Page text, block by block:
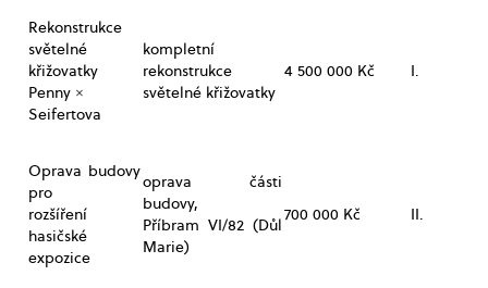
Rekonstrukce
světelné
křižovatky
Penny ×
Seifertova
kompletní
rekonstrukce
světelné křižovatky
4 500 000 Kč I.
Oprava budovy
pro
rozšíření
hasičské
expozice
oprava části
budovy,
Příbram VI/82 (Důl
Marie)
700 000 Kč II.